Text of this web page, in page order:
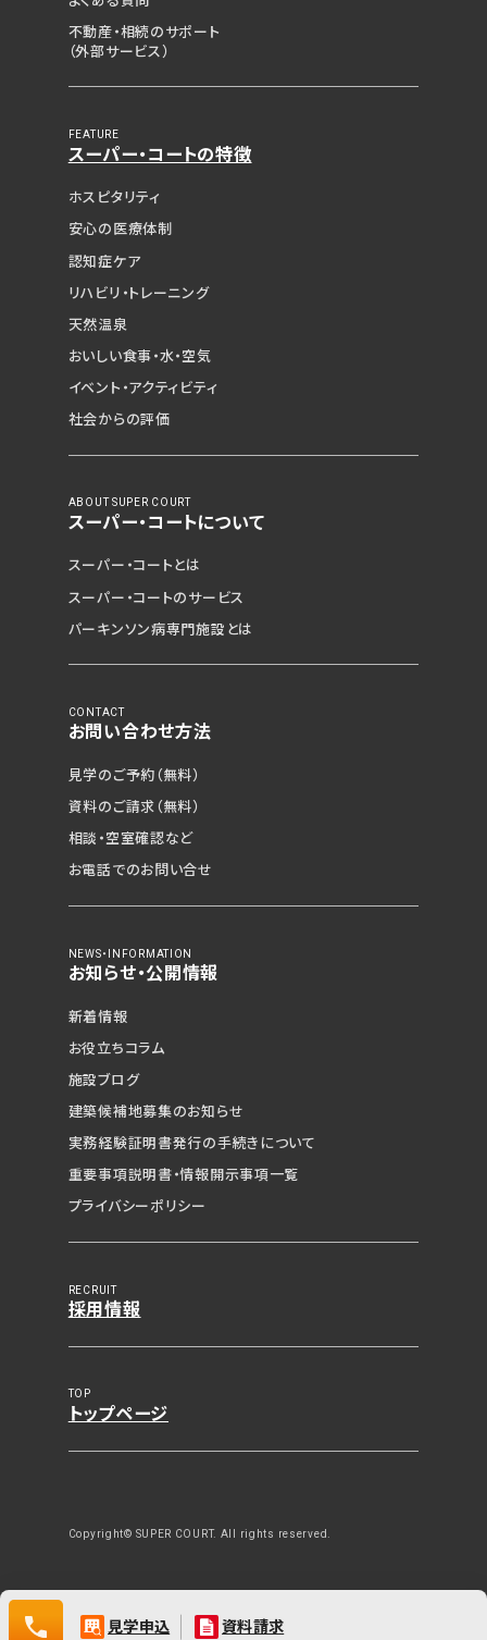
0120-
見学申込 資料請求
資料請求（無料）
相談・空室確認など
不動産・相続のサポート
（外部サービス）
FEATURE
スーパー・コートの特徴
ホスピタリティ
安心の医療体制
認知症ケア
リハビリ・トレーニング
天然温泉
おいしい食事・水・空気
イベント・アクティビティ
社会からの評価
ABOUT SUPER COURT
スーパー・コートについて
スーパー・コートとは
スーパー・コートのサービス
パーキンソン病専門施設とは
CONTACT
お問い合わせ方法
見学のご予約（無料）
資料のご請求（無料）
相談・空室確認など
お電話でのお問い合せ
NEWS・INFORMATION
お知らせ・公開情報
新着情報
お役立ちコラム
施設ブログ
建築候補地募集のお知らせ
実務経験証明書発行の手続きについて
重要事項説明書・情報開示事項一覧
プライバシーポリシー
RECRUIT
採用情報
TOP
トップページ
Copyright© SUPER COURT. All rights reserved.